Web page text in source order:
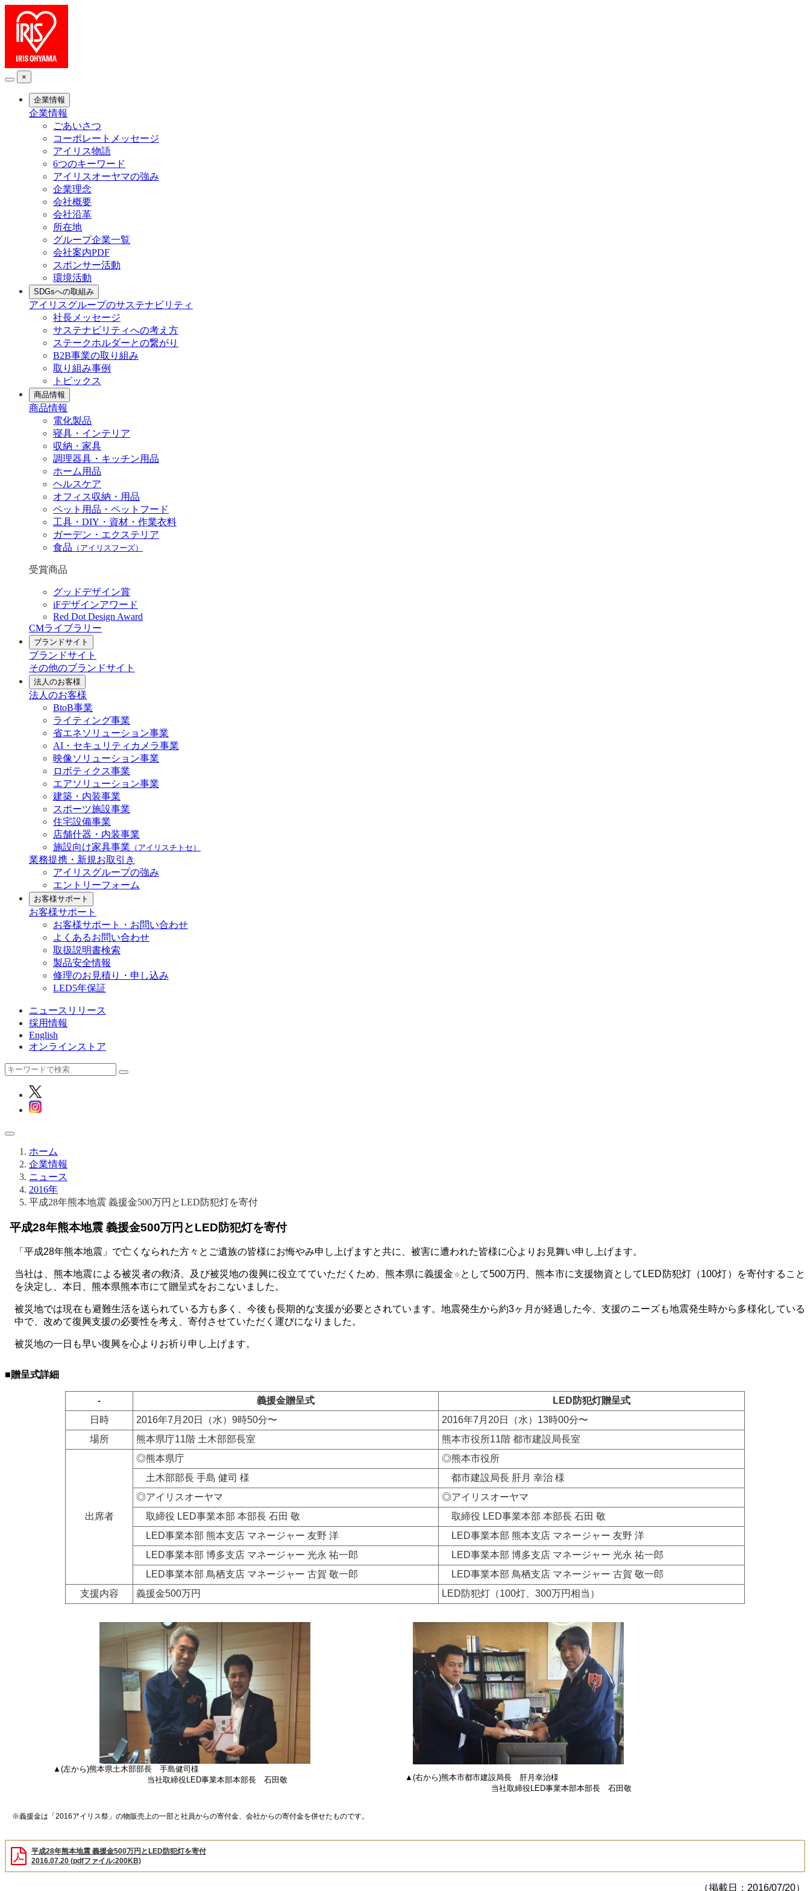
×
企業情報
企業情報
ごあいさつ
コーポレートメッセージ
アイリス物語
6つのキーワード
アイリスオーヤマの強み
企業理念
会社概要
会社沿革
所在地
グループ企業一覧
会社案内PDF
スポンサー活動
環境活動
SDGsへの取組み
アイリスグループのサステナビリティ
社長メッセージ
サステナビリティへの考え方
ステークホルダーとの繋がり
B2B事業の取り組み
取り組み事例
トピックス
商品情報
商品情報
電化製品
寝具・インテリア
収納・家具
調理器具・キッチン用品
ホーム用品
ヘルスケア
オフィス収納・用品
ペット用品・ペットフード
工具・DIY・資材・作業衣料
ガーデン・エクステリア
食品 （アイリスフーズ）
受賞商品
グッドデザイン賞
iFデザインアワード
Red Dot Design Award
CMライブラリー
ブランドサイト
ブランドサイト
その他のブランドサイト
法人のお客様
法人のお客様
BtoB事業
ライティング事業
省エネソリューション事業
AI・セキュリティカメラ事業
映像ソリューション事業
ロボティクス事業
エアソリューション事業
建築・内装事業
スポーツ施設事業
住宅設備事業
店舗什器・内装事業
施設向け家具事業 （アイリスチトセ）
業務提携・新規お取引き
アイリスグループの強み
エントリーフォーム
お客様サポート
お客様サポート
お客様サポート・お問い合わせ
よくあるお問い合わせ
取扱説明書検索
製品安全情報
修理のお見積り・申し込み
LED5年保証
ニュースリリース
採用情報
English
オンラインストア
ホーム
企業情報
ニュース
2016年
平成28年熊本地震 義援金500万円とLED防犯灯を寄付
平成28年熊本地震 義援金500万円とLED防犯灯を寄付
「平成28年熊本地震」で亡くなられた方々とご遺族の皆様にお悔やみ申し上げますと共に、被害に遭われた皆様に心よりお見舞い申し上げます。
当社は、熊本地震による被災者の救済、及び被災地の復興に役立てていただくため、熊本県に義援金 ※ として500万円、熊本市に支援物資としてLED防犯灯（100灯）を寄付すること
を決定し、本日、熊本県熊本市にて贈呈式をおこないました。
被災地では現在も避難生活を送られている方も多く、今後も長期的な支援が必要とされています。地震発生から約3ヶ月が経過した今、支援のニーズも地震発生時から多様化している
中で、改めて復興支援の必要性を考え、寄付させていただく運びになりました。
被災地の一日も早い復興を心よりお祈り申し上げます。
■贈呈式詳細
- 義援金贈呈式
LED防犯灯贈呈式
日時
2016年7月20日（水）9時50分〜
2016年7月20日（水）13時00分〜
場所
熊本県庁11階 土木部部長室 熊本市役所11階 都市建設局長室
出席者
◎熊本県庁
◎熊本市役所
土木部部長 手島 健司 様
都市建設局長 肝月 幸治 様
◎アイリスオーヤマ
◎アイリスオーヤマ
取締役 LED事業本部 本部長 石田 敬
取締役 LED事業本部 本部長 石田 敬
LED事業本部 熊本支店 マネージャー 友野 洋
LED事業本部 熊本支店 マネージャー 友野 洋
LED事業本部 博多支店 マネージャー 光永 祐一郎
LED事業本部 博多支店 マネージャー 光永 祐一郎
LED事業本部 鳥栖支店 マネージャー 古賀 敬一郎
LED事業本部 鳥栖支店 マネージャー 古賀 敬一郎
支援内容
義援金500万円 LED防犯灯（100灯、300万円相当）
▲(左から)熊本県土木部部長 手島健司様
当社取締役LED事業本部本部長 石田敬
▲(右から)熊本市都市建設局長 肝月幸治様
当社取締役LED事業本部本部長 石田敬
※義援金は「2016アイリス祭」の物販売上の一部と社員からの寄付金、会社からの寄付金を併せたものです。
平成28年熊本地震 義援金500万円とLED防犯灯を寄付
2016.07.20 (pdfファイル:200KB)
（掲載日：2016/07/20）